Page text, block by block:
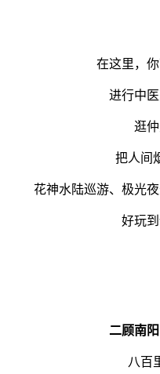
在这里，
进行中
逛
把人间
花神水陆巡游、极光
好玩
二顾南
八百